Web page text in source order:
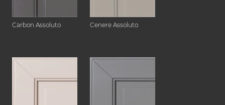
Carbon Assoluto Cenere Assoluto